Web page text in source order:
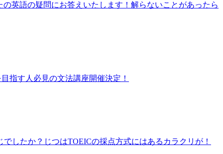
英語の疑問にお答えいたします！解らないことがあったら
指す人必見の文法講座開催決定！
したか？じつはTOEICの採点方式にはあるカラクリが！